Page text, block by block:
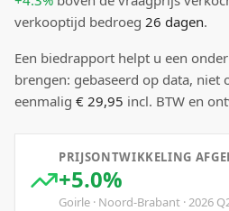
verkooptijd bedroeg 26 dagen.
Een biedrapport helpt u een
brengen: gebaseerd op data, niet
eenmalig € 29,95 incl. BTW en
PRIJSONTWIKKELING
+5.0%
Goirle · Noord-Brabant ·2026 Q